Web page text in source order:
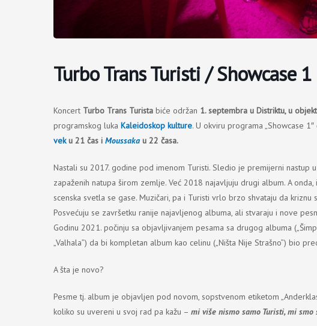
Turbo Trans Turisti / Showcase 1
Koncert Turbo Trans Turista biće održan 1. septembra u Distriktu, u
programskog luka Kaleidoskop kulture. U okviru programa „Showcase
veku 21 čas i Moussaka u 22 časa.
Nastali su 2017. godine pod imenom Turisti. Sledio je premijerni nastup
zapaženih natupa širom zemlje. Već 2018 najavljuju drugi album. A
scenska svetla se gase. Muzičari, pa i Turisti vrlo brzo shvataju da
Posvećuju se završetku ranije najavljenog albuma, ali stvaraju i nove
Godinu 2021. počinju sa objavljivanjem pesama sa drugog albuma
„Valhala”) da bi kompletan album kao celinu („Ništa Nije Strašno”) bio
A šta je novo?
Pesme tj. album je objavljen pod novom, sopstvenom etiketom
koliko su uvereni u svoj rad pa kažu – mi više nismo samo Turisti, mi smo